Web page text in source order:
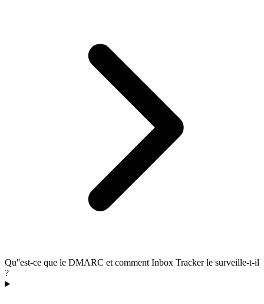
Qu''est-ce que le DMARC et comment Inbox Tracker le surveille-t-il
?